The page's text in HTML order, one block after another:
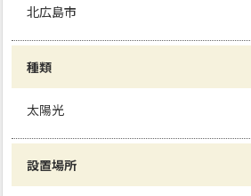
北広島市
種類
太陽光
設置場所